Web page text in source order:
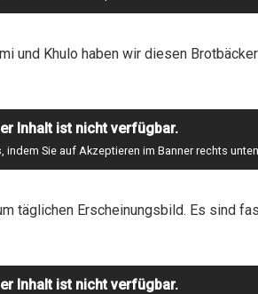
und Khulo haben wir diesen
Inhalt ist nicht verfügbar.
indem Sie auf Akzeptieren im Banner rechts
täglichen Erscheinungsbild. Es sind
Inhalt ist nicht verfügbar.